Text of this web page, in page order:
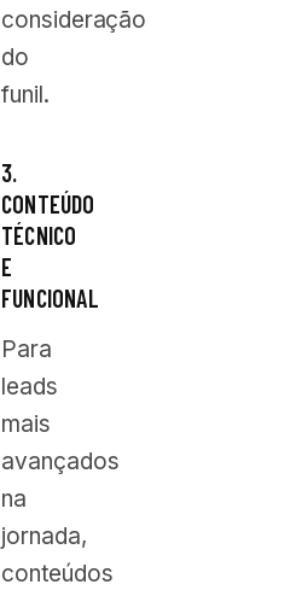
consideração
do
funil.
3.
CONTEÚDO
TÉCNICO
E
FUNCIONAL
Para
leads
mais
avançados
na
jornada,
conteúdos